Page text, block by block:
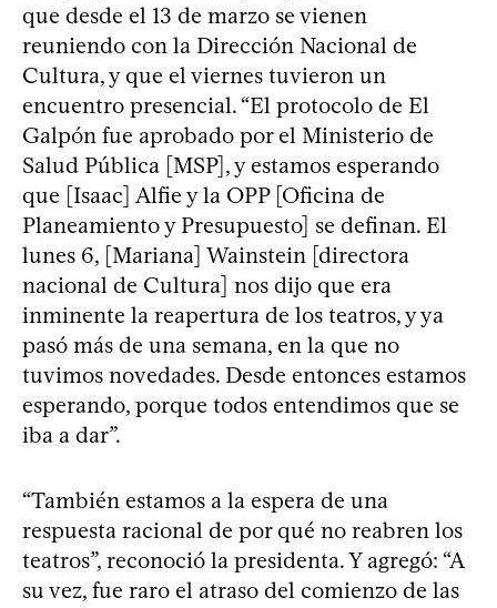
que desde el 13 de marzo se vienen
reuniendo con la Dirección Nacional de
Cultura, y que el viernes tuvieron un
encuentro presencial. “El protocolo de El
Galpón fue aprobado por el Ministerio de
Salud Pública [MSP], y estamos esperando
que [Isaac] Alfie y la OPP [Oficina de
Planeamiento y Presupuesto] se definan. El
lunes 6, [Mariana] Wainstein [directora
nacional de Cultura] nos dijo que era
inminente la reapertura de los teatros, y ya
pasó más de una semana, en la que no
tuvimos novedades. Desde entonces estamos
esperando, porque todos entendimos que se
iba a dar”.
“También estamos a la espera de una
respuesta racional de por qué no reabren los
teatros”, reconoció la presidenta. Y agregó: “A
su vez, fue raro el atraso del comienzo de las